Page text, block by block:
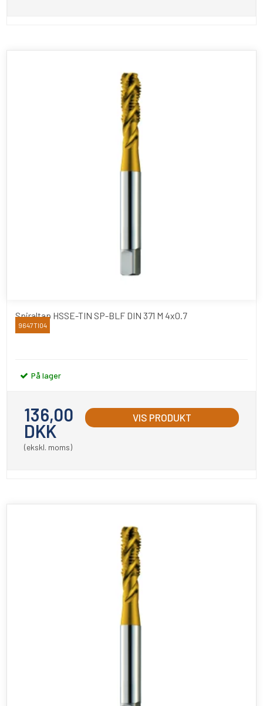
Spiraltap HSSE-TIN SP-BLF DIN 371 M 4x0.7
YAMAWA
9647TI04
På lager
136,00
DKK
(ekskl. moms)
VIS PRODUKT